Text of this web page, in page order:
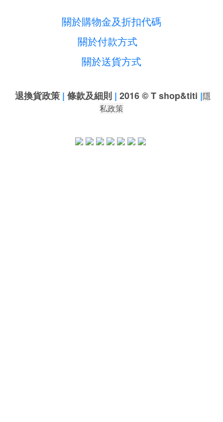
關於購物金及折扣代碼
關於付款方式
關於送貨方式
退換貨政策 | 條款及細則 | 2016 © T shop&titi |隱
私政策